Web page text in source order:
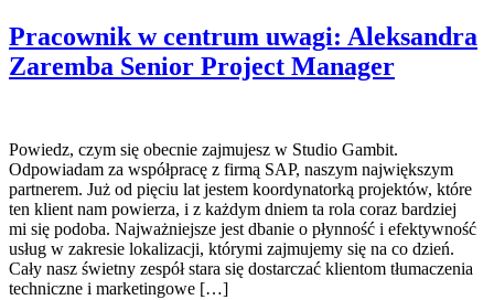
Pracownik w centrum uwagi: Aleksandra
Zaremba Senior Project Manager
Powiedz, czym się obecnie zajmujesz w Studio Gambit.
Odpowiadam za współpracę z firmą SAP, naszym największym
partnerem. Już od pięciu lat jestem koordynatorką projektów, które
ten klient nam powierza, i z każdym dniem ta rola coraz bardziej
mi się podoba. Najważniejsze jest dbanie o płynność i efektywność
usług w zakresie lokalizacji, którymi zajmujemy się na co dzień.
Cały nasz świetny zespół stara się dostarczać klientom tłumaczenia
techniczne i marketingowe […]